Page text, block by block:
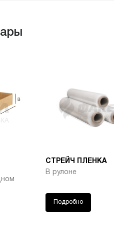
СТРЕЙЧ ПЛЕНКА
В рулоне
Подробно